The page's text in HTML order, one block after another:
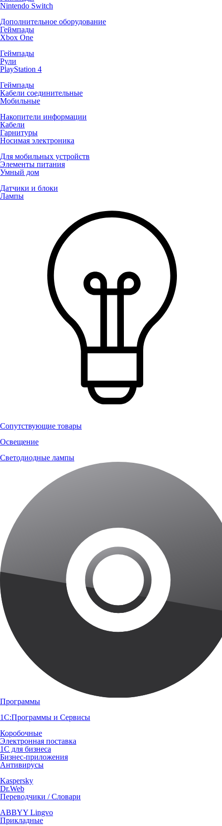
Nintendo Switch
Дополнительное оборудование
Геймпады
Xbox One
Геймпады
Рули
PlayStation 4
Геймпады
Кабели соединительные
Мобильные
Накопители информации
Кабели
Гарнитуры
Носимая электроника
Для мобильных устройств
Элементы питания
Умный дом
Датчики и блоки
Лампы
Сопутствующие товары
Освещение
Светодиодные лампы
Программы
1С:Программы и Сервисы
Коробочные
Электронная поставка
1С для бизнеса
Бизнес-приложения
Антивирусы
Kaspersky
Dr.Web
Переводчики / Словари
ABBYY Lingvo
Прикладные